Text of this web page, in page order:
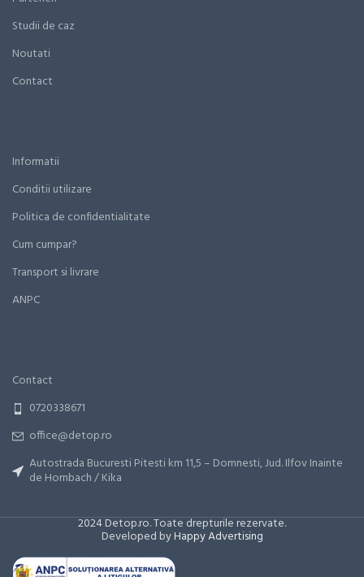
Studii de caz
Noutati
Contact
Informatii
Conditii utilizare
Politica de confidentialitate
Cum cumpar?
Transport si livrare
ANPC
Contact
0720338671
office@detop.ro
Autostrada Bucuresti Pitesti km 11,5 – Domnesti, Jud. Ilfov Inainte
de Hornbach / Kika
2024 Detop.ro. Toate drepturile rezervate.
Developed byHappy Advertising